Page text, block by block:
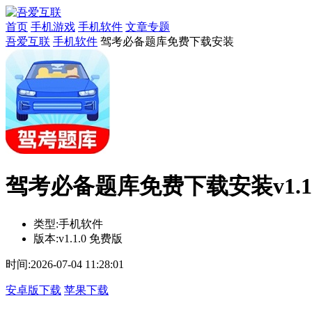
首页 手机游戏 手机软件 文章专题
吾爱互联 手机软件 驾考必备题库免费下载安装
驾考必备题库免费下载安装
类型:手机软件
版本:v1.1.0 免费版
时间:2026-07-04 11:28:01
安卓版下载 苹果下载